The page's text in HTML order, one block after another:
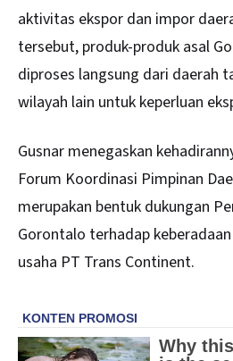
aktivitas ekspor dan impor
tersebut, produk-produk asal
diproses langsung dari daerah
wilayah lain untuk keperluan
Gusnar menegaskan
Forum Koordinasi Pimpinan
merupakan bentuk dukungan
Gorontalo terhadap
usaha PT Trans Continent.